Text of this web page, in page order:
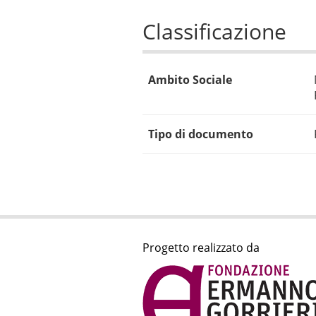
Classificazione
Ambito Sociale
Tipo di documento
Progetto realizzato da